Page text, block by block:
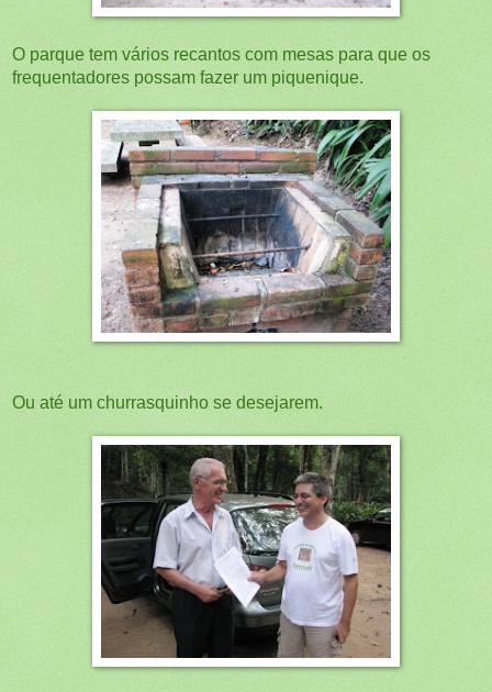
O parque tem vários recantos com mesas para que os
frequentadores possam fazer um piquenique.
Ou até um churrasquinho se desejarem.